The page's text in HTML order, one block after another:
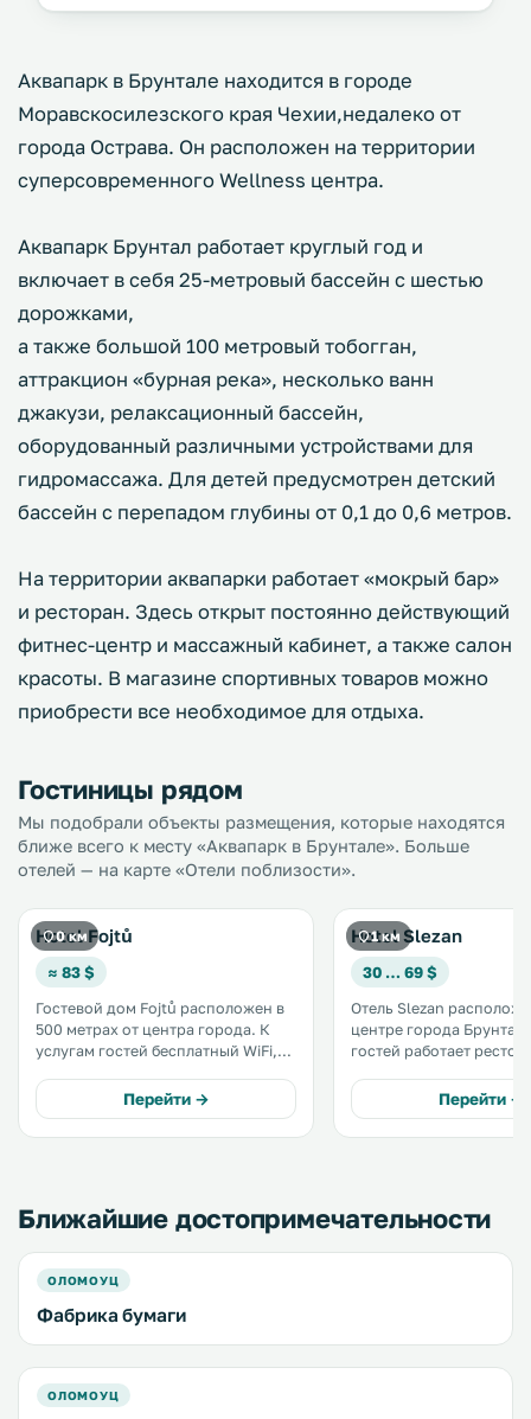
Аквапарк в Брунтале находится в городе
Моравскосилезского края Чехии,недалеко от
города Острава. Он расположен на территории
суперсовременного Wellness центра.
Аквапарк Брунтал работает круглый год и
включает в себя 25-метровый бассейн с шестью
дорожками,
а также большой 100 метровый тобогган,
аттракцион «бурная река», несколько ванн
джакузи, релаксационный бассейн,
оборудованный различными устройствами для
гидромассажа. Для детей предусмотрен детский
бассейн с перепадом глубины от 0,1 до 0,6 метров.
На территории аквапарки работает «мокрый бар»
и ресторан. Здесь открыт постоянно действующий
фитнес-центр и массажный кабинет, а также салон
красоты. В магазине спортивных товаров можно
приобрести все необходимое для отдыха.
Гостиницы рядом
Мы подобрали объекты размещения, которые находятся
ближе всего к месту «Аквапарк в Брунтале». Больше
отелей — на карте «Отели поблизости».
0 км
Hotel Fojtů
≈ 83 $
Гостевой дом Fojtů расположен в
500 метрах от центра города. К
услугам гостей бесплатный WiFi,
продуктовый магазин на
территории и бесплатная
парковка. .
Перейти →
1 км
Hotel Slezan
30 … 69 $
Отель Slezan
центре города Брунтал. Для
гостей работает
интернациональной кухни.
отеля гости могут
напитки. .
Перейти →
Ближайшие достопримечательности
ОЛОМОУЦ
Фабрика бумаги
ОЛОМОУЦ